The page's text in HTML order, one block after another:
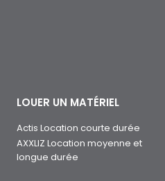
LOUER UN MATÉRIEL
Actis Location courte durée
AXXLIZ Location moyenne et
longue durée